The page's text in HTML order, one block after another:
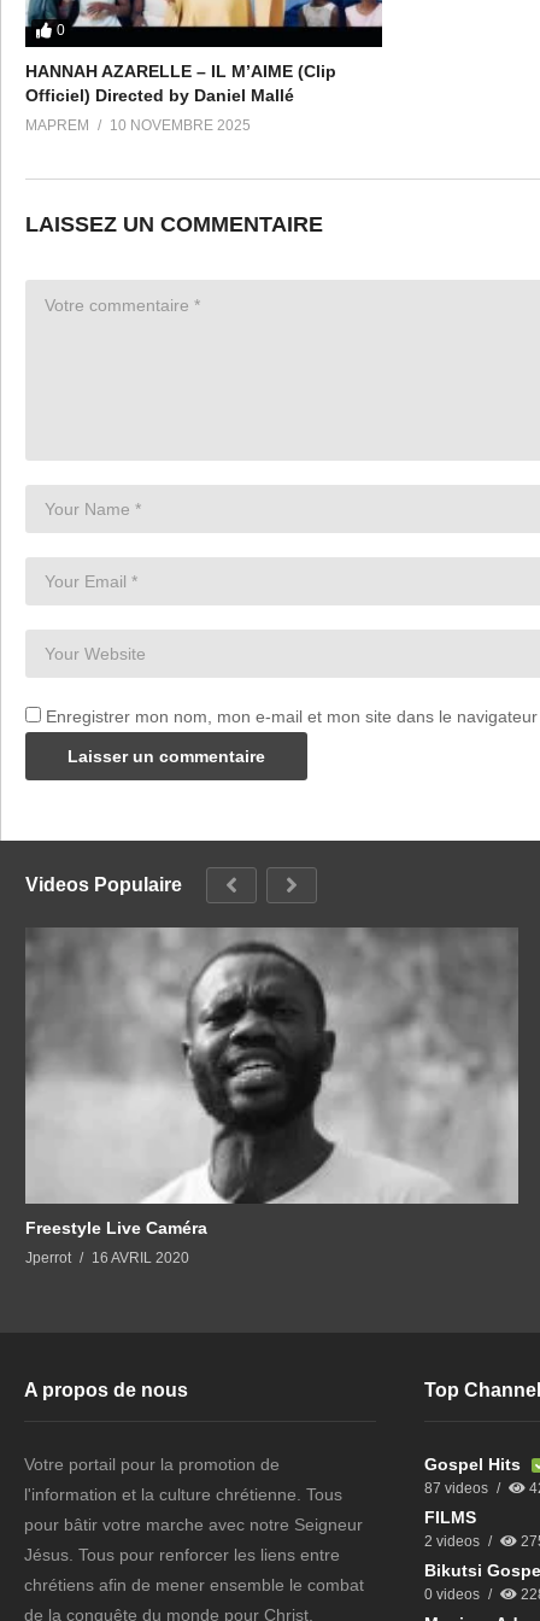
Ah ah ah, oh
(Chorus)
3- Nothing is more than you
Ooooh
(Chorus)
#Piccoli​
#ThankYou​
(Visited 18 times, 1 visits today)
0
HANNAH AZARELLE – IL M’AIME (Clip
Officiel) Directed by Daniel Mallé
MAPREM 10 NOVEMBRE 2025
LAISSEZ UN COMMENTAIRE
Enregistrer mon nom, mon e-mail et mon site dans le
Videos Populaire
Freestyle Live Caméra
Jperrot 16 AVRIL 2020
A propos de nous
Votre portail pour la promotion de
l'information et la culture chrétienne. Tous
pour bâtir votre marche avec notre Seigneur
Jésus. Tous pour renforcer les liens entre
chrétiens afin de mener ensemble le combat
de la conquête du monde pour Christ.
Top
Gospel Hits
87 videos
FILMS
2 videos
Bikutsi
0 videos